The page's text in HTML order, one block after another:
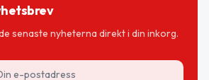
senaste nyheterna direkt i din inkorg.